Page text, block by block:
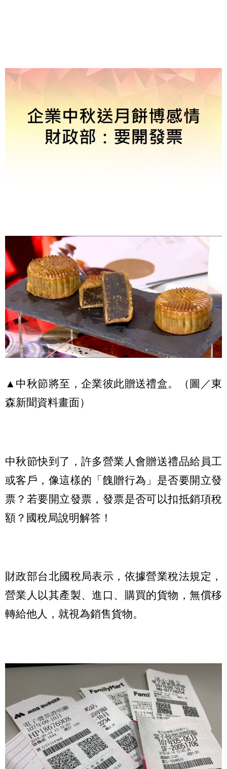
▲中秋節將至，企業彼此贈送禮盒。（圖／東
森新聞資料畫面）
中秋節快到了，許多營業人會贈送禮品給員工
或客戶，像這樣的「餽贈行為」是否要開立發
票？若要開立發票，發票是否可以扣抵銷項稅
額？國稅局說明解答！
財政部台北國稅局表示，依據營業稅法規定，
營業人以其產製、進口、購買的貨物，無償移
轉給他人，就視為銷售貨物。